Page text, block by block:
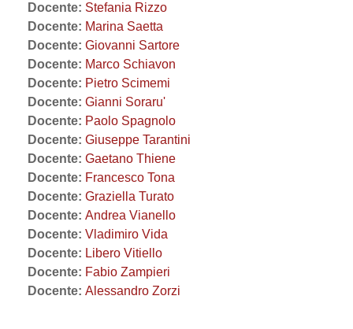
Docente: Stefania Rizzo
Docente: Marina Saetta
Docente: Giovanni Sartore
Docente: Marco Schiavon
Docente: Pietro Scimemi
Docente: Gianni Soraru'
Docente: Paolo Spagnolo
Docente: Giuseppe Tarantini
Docente: Gaetano Thiene
Docente: Francesco Tona
Docente: Graziella Turato
Docente: Andrea Vianello
Docente: Vladimiro Vida
Docente: Libero Vitiello
Docente: Fabio Zampieri
Docente: Alessandro Zorzi